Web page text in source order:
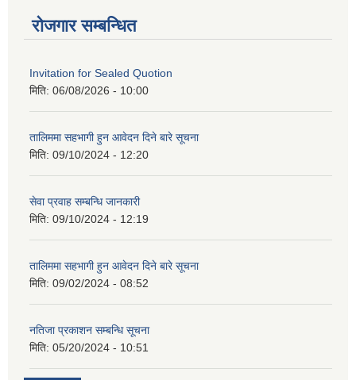
रोजगार सम्बन्धित
Invitation for Sealed Quotion
मिति: 06/08/2026 - 10:00
तालिममा सहभागी हुन आवेदन दिने बारे सूचना
मिति: 09/10/2024 - 12:20
सेवा प्रवाह सम्बन्धि जानकारी
मिति: 09/10/2024 - 12:19
तालिममा सहभागी हुन आवेदन दिने बारे सूचना
मिति: 09/02/2024 - 08:52
नतिजा प्रकाशन सम्बन्धि सूचना
मिति: 05/20/2024 - 10:51